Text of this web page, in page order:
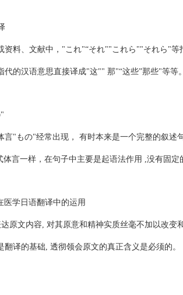
资料、文献中，"これ"“それ""これら""それら"等
代的汉语意思直接译成"这"" 那"“这些”那些"等
言"もの"经常出现， 有时本来是一个完整的叙
体言一样，在句子中主要是起语法作用 ,没有固
医学日语翻译中的运用
原文内容, 对其原意和精神实质丝毫不加以改
翻译的基础, 透彻领会原文的真正含义是必须的。